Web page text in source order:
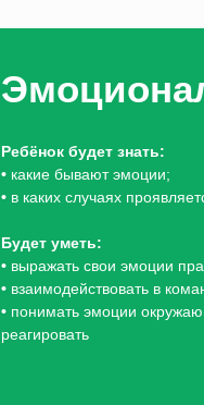
Ребёнок будет знать:
• какие бывают эмоции;
• в каких случаях
Будет уметь:
• выражать свои эмоции
• взаимодействовать в
• понимать эмоции
реагировать